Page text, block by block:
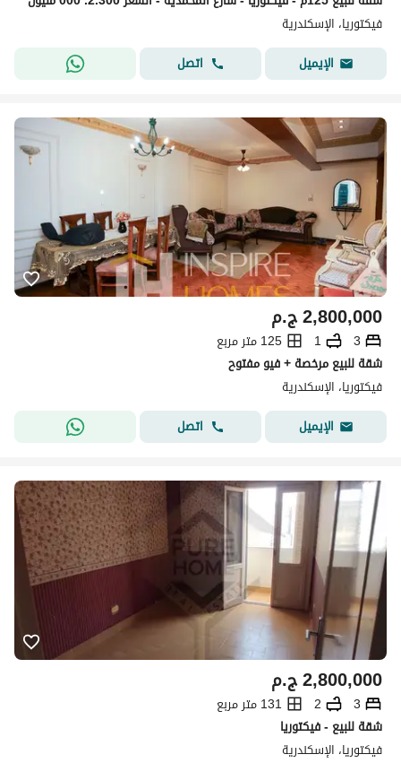
فيكتوريا، الإسكندرية
الإيميل
اتصل
ج.م2,800,000
3
1
125 متر مربع
شقة للبيع مرخصة + فيو مفتوح
فيكتوريا، الإسكندرية
الإيميل
اتصل
ج.م2,800,000
3
2
131 متر مربع
شقة للبيع - فيكتوريا
فيكتوريا، الإسكندرية